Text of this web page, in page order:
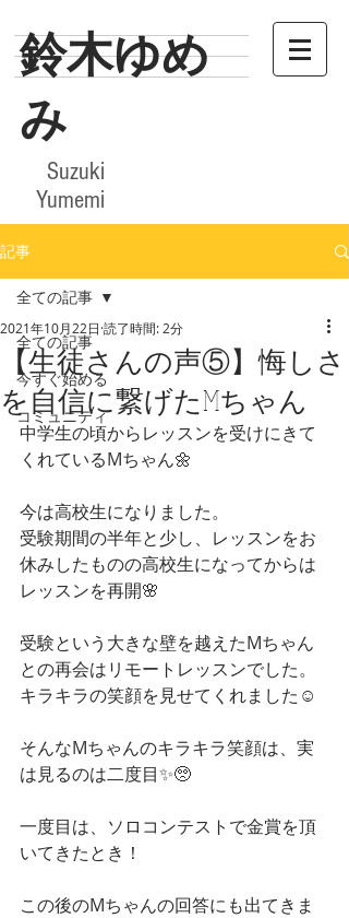
​Suzuki
Yumemi
​鈴木ゆめ
み
記事
全ての記事
今すぐ始める
コミュニティ
全ての記事
【生徒さんの声⑤】悔しさ
を自信に繋げたMちゃん
2021年10月22日 読了時間: 2分
中学生の頃からレッスンを受けにきて
くれているMちゃん🌼
今は高校生になりました。
受験期間の半年と少し、レッスンをお
休みしたものの高校生になってからは
レッスンを再開🌸
受験という大きな壁を越えたMちゃん
との再会はリモートレッスンでした。
キラキラの笑顔を見せてくれました☺️
そんなMちゃんのキラキラ笑顔は、実
は見るのは二度目✨🥺
一度目は、ソロコンテストで金賞を頂
いてきたとき！
この後のMちゃんの回答にも出てきま